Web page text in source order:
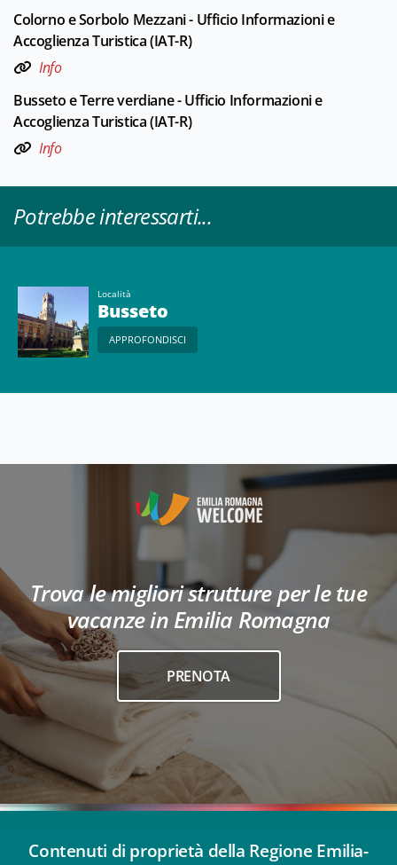
Colorno e Sorbolo Mezzani - Ufficio Informazioni e
Accoglienza Turistica (IAT-R)
Info
Busseto e Terre verdiane - Ufficio Informazioni e
Accoglienza Turistica (IAT-R)
Info
Potrebbe interessarti...
Località
Busseto
APPROFONDISCI
Trova le migliori strutture per le tue
vacanze in Emilia Romagna
PRENOTA
Contenuti di proprietà della Regione Emilia-